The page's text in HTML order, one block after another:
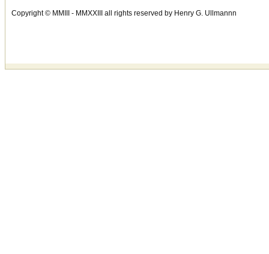
Copyright © MMIII - MMXXIII all rights reserved by Henry G. Ullmannn